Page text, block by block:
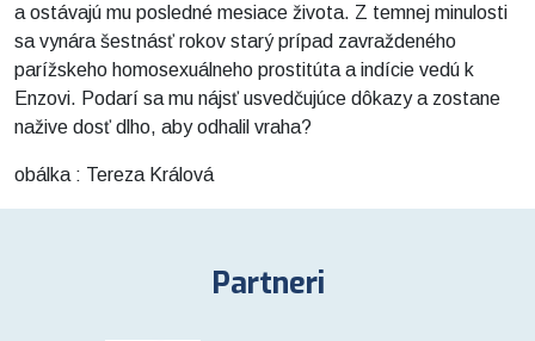
a ostávajú mu posledné mesiace života. Z temnej minulosti
sa vynára šestnásť rokov starý prípad zavraždeného
parížskeho homosexuálneho prostitúta a indície vedú k
Enzovi. Podarí sa mu nájsť usvedčujúce dôkazy a zostane
nažive dosť dlho, aby odhalil vraha?
obálka : Tereza Králová
Partneri